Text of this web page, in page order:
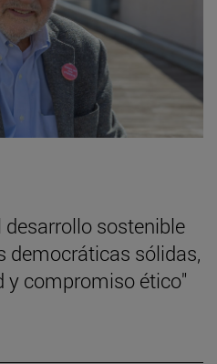
desarrollo sostenible
democráticas sólidas,
y compromiso ético"